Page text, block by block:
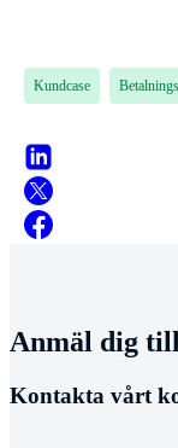
Kundcase
Anmäl dig
Kontakta vårt